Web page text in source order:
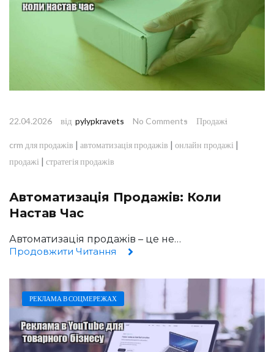
22.04.2026 від pylypkravets No Comments Продажі
crm для продажів | автоматизація продажів | онлайн продажі |
продажі | стратегія продажів
Автоматизація Продажів: Коли
Настав Час
Автоматизація продажів – це не…
Продовжити Читання
РЕКЛАМА В СОЦМЕРЕЖАХ